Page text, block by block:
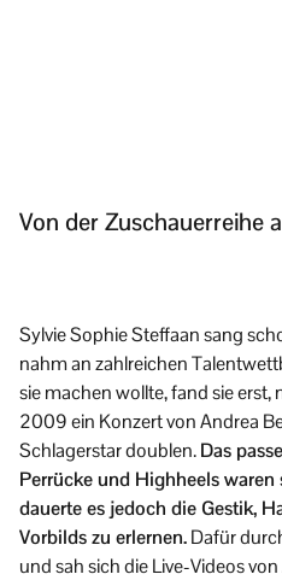
Von der Zuschauerreihe
Sylvie Sophie Steffaan sang
nahm an zahlreichen
sie machen wollte, fand sie erst,
2009 ein Konzert von Andrea
Schlagerstar doublen.Das
Perrücke und Highheels
dauerte es jedoch die Gestik,
Vorbilds zu erlernen.Dafür
und sah sich die Live-Videos